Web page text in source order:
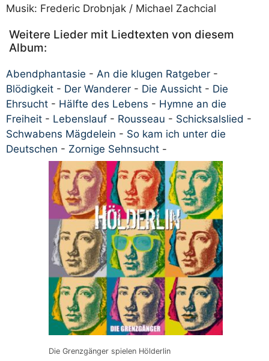
Musik: Frederic Drobnjak / Michael Zachcial
Weitere Lieder mit Liedtexten von diesem
Album:
Abendphantasie - An die klugen Ratgeber -
Blödigkeit - Der Wanderer - Die Aussicht - Die
Ehrsucht - Hälfte des Lebens - Hymne an die
Freiheit - Lebenslauf - Rousseau - Schicksalslied -
Schwabens Mägdelein - So kam ich unter die
Deutschen - Zornige Sehnsucht -
Die Grenzgänger spielen Hölderlin